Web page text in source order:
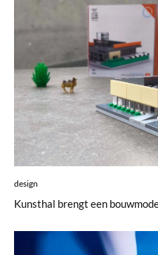
design
Kunsthal brengt een